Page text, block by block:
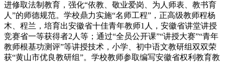
进修取法制教育，强化“依教、敬业爱岗、为人师表、教书育
人”的师德规范。学校鼎力实施“名师工程”，正高级教师程杨
木、程兰，培育出安徽省十佳青年教师1人，安徽省讲堂讲授
竞赛省一等获得者2人等；通过“全员公开课”“讲授大赛”“青年
教师根基功测评”等讲授技术，小学、初中语文教研组双双荣
获“黄山市优良教研组”。学校教师参取编写安徽省权利教育教